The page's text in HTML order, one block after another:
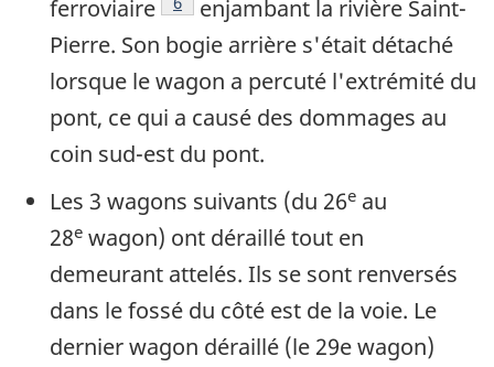
ferroviaire
enjambant la rivière Saint-
Pierre. Son bogie arrière s'était détaché
lorsque le wagon a percuté l'extrémité du
pont, ce qui a causé des dommages au
coin sud-est du pont.
Les 3 wagons suivants (du 26e au
28e wagon) ont déraillé tout en
demeurant attelés. Ils se sont renversés
dans le fossé du côté est de la voie. Le
dernier wagon déraillé (le 29e wagon)